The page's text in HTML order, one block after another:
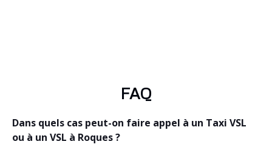
FAQ
Dans quels cas peut-on faire appel à un Taxi VSL
ou à un VSL à Roques ?